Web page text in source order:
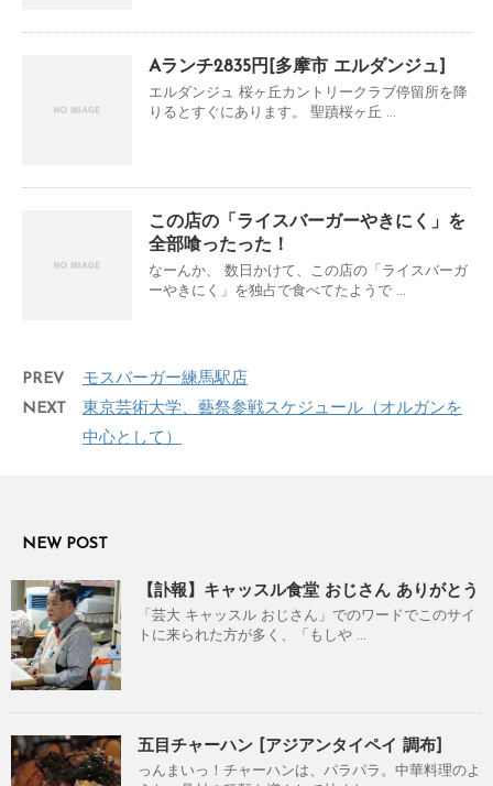
Aランチ2835円[多摩市 エルダンジュ]
エルダンジュ 桜ヶ丘カントリークラブ停留所を降
りるとすぐにあります。 聖蹟桜ヶ丘 ...
この店の「ライスバーガーやきにく」を
全部喰ったった！
なーんか、 数日かけて、この店の「ライスバーガ
ーやきにく」を独占で食べてたようで ...
PREV
モスバーガー練馬駅店
NEXT
東京芸術大学、藝祭参戦スケジュール（オルガンを
中心として）
NEW POST
【訃報】キャッスル食堂 おじさん ありがとう
「芸大 キャッスル おじさん」でのワードでこのサイ
トに来られた方が多く、「もしや ...
五目チャーハン [アジアンタイペイ 調布]
っんまいっ！チャーハンは、パラパラ。中華料理のよ